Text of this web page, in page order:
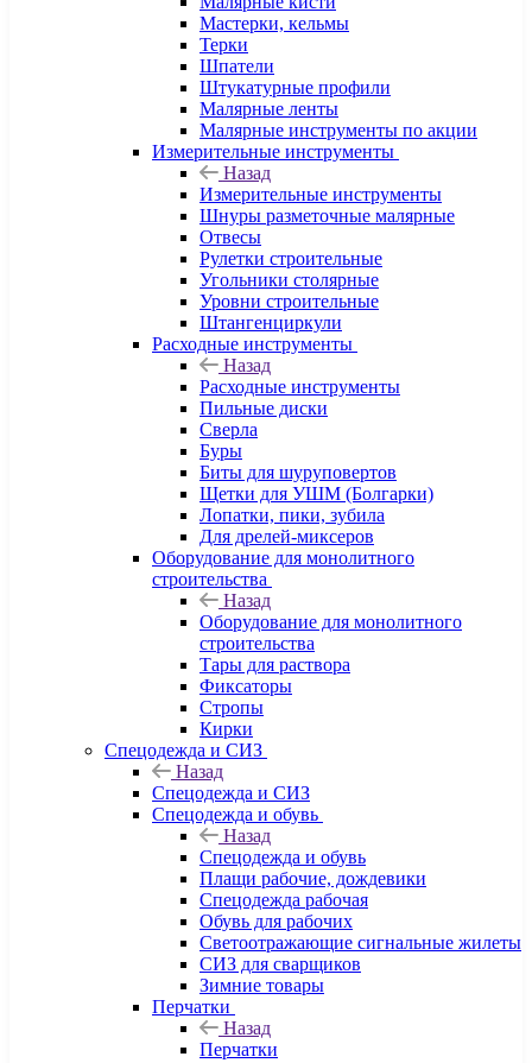
Мастерки, кельмы
Терки
Шпатели
Штукатурные профили
Малярные ленты
Малярные инструменты по акции
Измерительные инструменты
Назад
Измерительные инструменты
Шнуры разметочные малярные
Отвесы
Рулетки строительные
Угольники столярные
Уровни строительные
Штангенциркули
Расходные инструменты
Назад
Расходные инструменты
Пильные диски
Сверла
Буры
Биты для шуруповертов
Щетки для УШМ (Болгарки)
Лопатки, пики, зубила
Для дрелей-миксеров
Оборудование для монолитного
строительства
Назад
Оборудование для монолитного
строительства
Тары для раствора
Фиксаторы
Стропы
Кирки
Спецодежда и СИЗ
Назад
Спецодежда и СИЗ
Спецодежда и обувь
Назад
Спецодежда и обувь
Плащи рабочие, дождевики
Спецодежда рабочая
Обувь для рабочих
Светоотражающие сигнальные жилеты
СИЗ для сварщиков
Зимние товары
Перчатки
Назад
Перчатки